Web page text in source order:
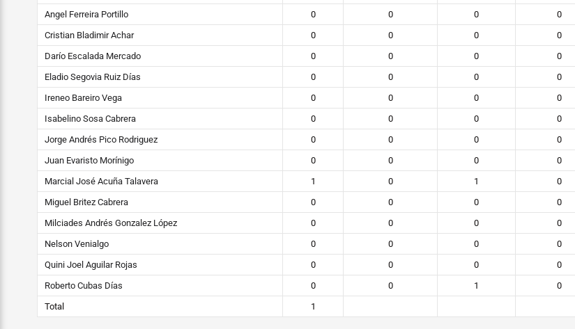
a
d
e
b
o
l
STEIBI
https://steibi.org.py/wp-
content/uploads/2019/04/STEIBI-
WEB-
2.png
Angel Ferreira Portillo
0 0 0
0
Cristian Bladimir Achar
0 0 0
0
Darío Escalada Mercado
0 0 0
0
Eladio Segovia Ruiz Días
0 0 0
0
Ireneo Bareiro Vega
0 0 0
0
Isabelino Sosa Cabrera
0 0 0
0
Jorge Andrés Pico Rodriguez
0 0 0
0
Juan Evaristo Morínigo
0 0 0
0
Marcial José Acuña Talavera
1 0 1
0
Miguel Britez Cabrera
0 0 0
0
Milciades Andrés Gonzalez López
0 0 0
0
Nelson Venialgo
0 0 0
0
Quini Joel Aguilar Rojas
0 0 0
0
Roberto Cubas Días
0 0 1
0
Total
1